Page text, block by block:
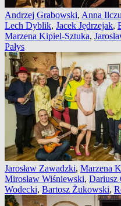
Andrzej Grabowski, Anna
Lech Dyblik, Jacek Jędrzejak,
Marzena Kipiel-Sztuka,
Pałys
Jarosław Zawadzki, Marzena
Mirosław Wiśniewski, Dariusz
Wodecki, Bartosz Żukowski,